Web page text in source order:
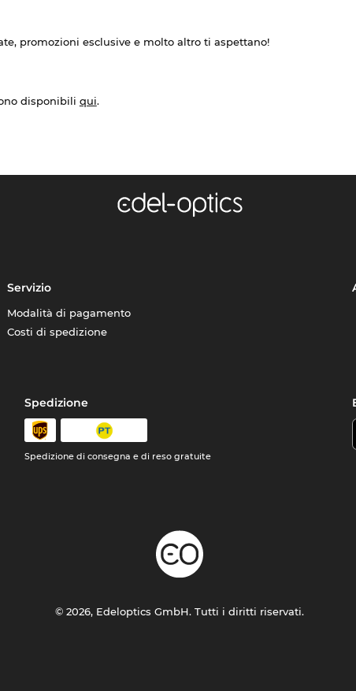
promozioni esclusive e molto altro ti aspettano!
disponibili qui.
Servizio
Modalità di pagamento
Costi di spedizione
Spedizione
Spedizione di consegna e di reso gratuite
© 2026, Edeloptics GmbH. Tutti i diritti riservati.